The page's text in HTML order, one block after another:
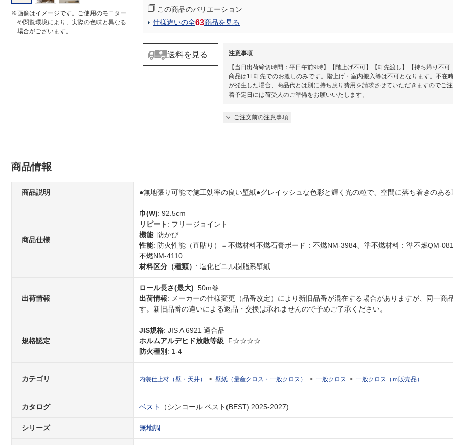
※画像はイメージです。ご使用のモニター
や閲覧環境により、実際の色味と異なる
場合がございます。
この商品のバリエーション
仕様違いの全63商品を見る
注意事項
【当日出荷締切時間：平日午前9時】【階上げ不可】【軒先渡し】【持ち帰り不可
商品は1F軒先でのお渡しのみです。階上げ・室内搬入等は不可となります。不在
が発生した場合、商品代とは別に持ち戻り費用を請求させていただきますのでご
着予定日には荷受人のご準備をお願いいたします。​
ご注文前の注意事項
送料を見る
商品情報
商品説明 ●無地張り可能で施工効率の良い壁紙●グレイッシュな色彩と輝く光の粒で、空間に落ち着きのある
商品仕様
巾(W): 92.5cm
リピート: フリージョイント
機能: 防かび
性能: 防火性能（直貼り）＝不燃材料不燃石膏ボード：不燃NM-3984、準不燃材料：準不燃QM-
不燃NM-4110
材料区分（種類） : 塩化ビニル樹脂系壁紙
出荷情報
ロール長さ(最大): 50m巻
出荷情報: メーカーの仕様変更（品番改定）により新旧品番が混在する場合がありますが、同一商
す。新旧品番の違いによる返品・交換は承れませんので予めご了承ください。
規格認定
JIS規格: JIS A 6921 適合品
ホルムアルデヒド放散等級: F☆☆☆☆
防火種別 : 1-4
カテゴリ 内装仕上材（壁・天井） 壁紙（量産クロス・一般クロス） 一般クロス 一般クロス（ｍ販売品）
カタログ ベスト （シンコール ベスト(BEST) 2025-2027)
シリーズ 無地調